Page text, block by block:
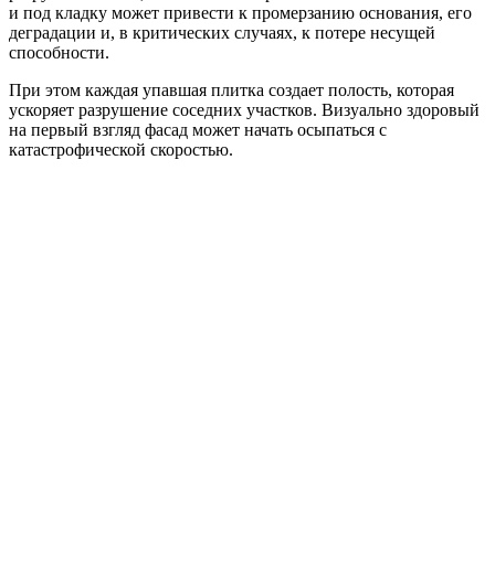
и под кладку может привести к промерзанию основания, его
деградации и, в критических случаях, к потере несущей
способности.
При этом каждая упавшая плитка создает полость, которая
ускоряет разрушение соседних участков. Визуально здоровый
на первый взгляд фасад может начать осыпаться с
катастрофической скоростью.